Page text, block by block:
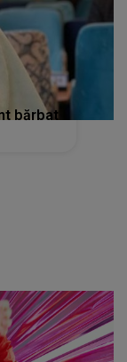
bărbat